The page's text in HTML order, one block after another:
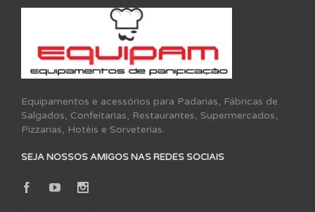
Equipamentos e acessórios para Padarias, Fábricas de
Salgados, Confeitarias, Restaurantes, Supermercados,
Pizzarias, Hotéis e Sorveterias.
SEJA NOSSOS AMIGOS NAS REDES SOCIAIS